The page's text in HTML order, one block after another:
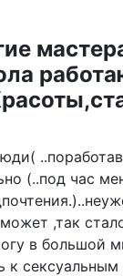
(..под час
,так
в большой
к сексуальным